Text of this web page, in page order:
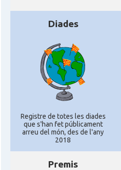
Diades
Registre de totes les diades
que s'han fet públicament
arreu del món, des de l'any
2018
Premis